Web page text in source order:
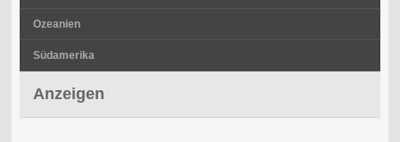
Ozeanien
Südamerika
Anzeigen